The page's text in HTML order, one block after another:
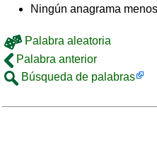
Ningún anagrama
Palabra aleatoria
Palabra anterior
Búsqueda de palabras